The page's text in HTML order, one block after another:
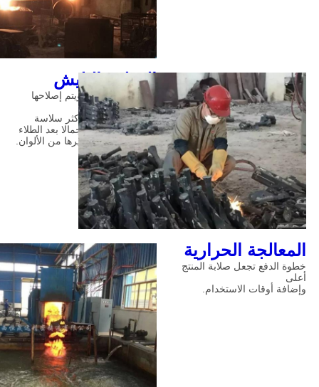
القطع والبليش
ويقومون بتقطيعها ويتم إصلاحها
مرتين
الجهاز الاصطناعي أكثر سلاسة
والنتج النهائي أكثر جمالا بعد الطلاء
الأصفر أو الكتل وغيرها من الألوان.
المعالجة الحرارية
خطوة الدفع تجعل صلابة المنتج
أعلى
وإضافة أوقات الاستخدام.